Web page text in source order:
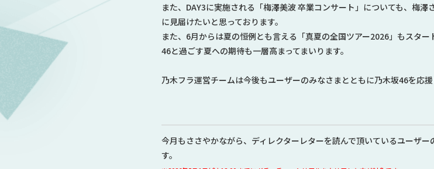
また、DAY3に実施される「梅澤美波 卒業コンサート」についても、梅
に見届けたいと思っております。
また、6月からは夏の恒例とも言える「真夏の全国ツアー2026」もスタ
46と過ごす夏への期待も一層高まってまいります。
乃木フラ運営チームは今後もユーザーのみなさまとともに乃木坂46を応援
今月もささやかながら、ディレクターレターを読んで頂いているユーザ
す。